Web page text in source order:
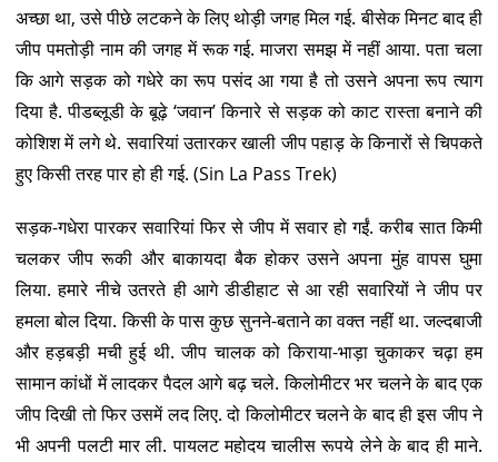
अच्छा था, उसे पीछे लटकने के लिए थोड़ी जगह मिल गई. बीसेक मिनट बाद ही
जीप पमतोड़ी नाम की जगह में रूक गई. माजरा समझ में नहीं आया. पता चला
कि आगे सड़क को गधेरे का रूप पसंद आ गया है तो उसने अपना रूप त्याग
दिया है. पीडब्लूडी के बूढ़े ‘जवान’ किनारे से सड़क को काट रास्ता बनाने की
कोशिश में लगे थे. सवारियां उतारकर खाली जीप पहाड़ के किनारों से चिपकते
हुए किसी तरह पार हो ही गई. (Sin La Pass Trek)
सड़क-गधेरा पारकर सवारियां फिर से जीप में सवार हो गईं. करीब सात किमी
चलकर जीप रूकी और बाकायदा बैक होकर उसने अपना मुंह वापस घुमा
लिया. हमारे नीचे उतरते ही आगे डीडीहाट से आ रही सवारियों ने जीप पर
हमला बोल दिया. किसी के पास कुछ सुनने-बताने का वक्त नहीं था. जल्दबाजी
और हड़बड़ी मची हुई थी. जीप चालक को किराया-भाड़ा चुकाकर चढ़ा हम
सामान कांधों में लादकर पैदल आगे बढ़ चले. किलोमीटर भर चलने के बाद एक
जीप दिखी तो फिर उसमें लद लिए. दो किलोमीटर चलने के बाद ही इस जीप ने
भी अपनी पलटी मार ली. पायलट महोदय चालीस रूपये लेने के बाद ही माने.